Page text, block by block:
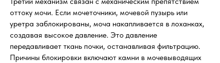
оттоку мочи. Если мочеточники, мочевой пузырь или
уретра заблокированы, моча накапливается в лоханках,
создавая высокое давление. Это давление
передавливает ткань почки, останавливая фильтрацию.
Причины блокировки включают камни в мочевыводящих